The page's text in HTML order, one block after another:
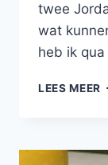
twee
wat
heb ik
LEES MEER